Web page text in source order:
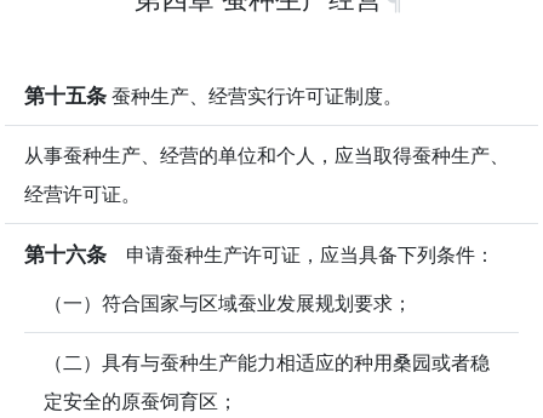
第十五条蚕种生产、经营实行许可证制度。
从事蚕种生产、经营的单位和个人，应当取得蚕种生产、
经营许可证。
第十六条 申请蚕种生产许可证，应当具备下列条件：
（一）符合国家与区域蚕业发展规划要求；
（二）具有与蚕种生产能力相适应的种用桑园或者稳
定安全的原蚕饲育区；